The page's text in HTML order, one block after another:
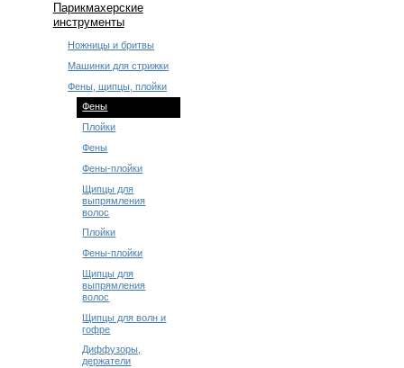
Парикмахерские
инструменты
Ножницы и бритвы
Машинки для стрижки
Фены, щипцы, плойки
Фены
Плойки
Фены
Фены-плойки
Щипцы для
выпрямления
волос
Плойки
Фены-плойки
Щипцы для
выпрямления
волос
Щипцы для волн и
гофре
Диффузоры,
держатели